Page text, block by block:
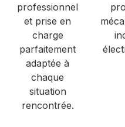
professionnel
et prise en
charge
parfaitement
adaptée à
chaque
situation
rencontrée.